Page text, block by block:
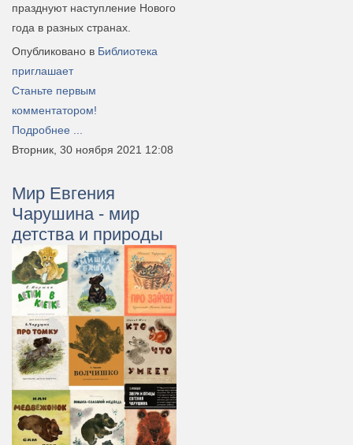
празднуют наступление Нового
года в разных странах.
Опубликовано в Библиотека
приглашает
Станьте первым
комментатором!
Подробнее ...
Вторник, 30 ноября 2021 12:08
Мир Евгения
Чарушина - мир
детства и природы